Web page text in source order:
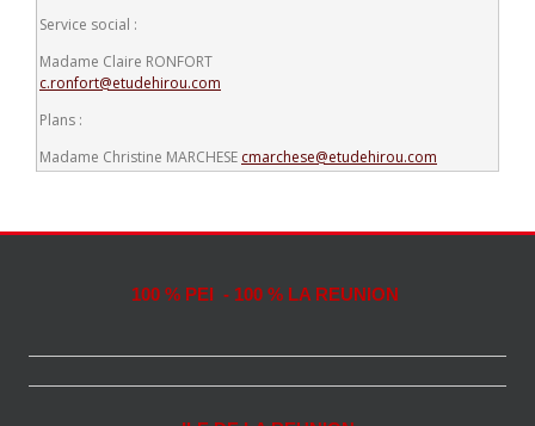
Service social :
Madame Claire RONFORT
c.ronfort@etudehirou.com
Plans :
Madame Christine MARCHESE cmarchese@etudehirou.com
100 % PEI - 100 % LA REUNION